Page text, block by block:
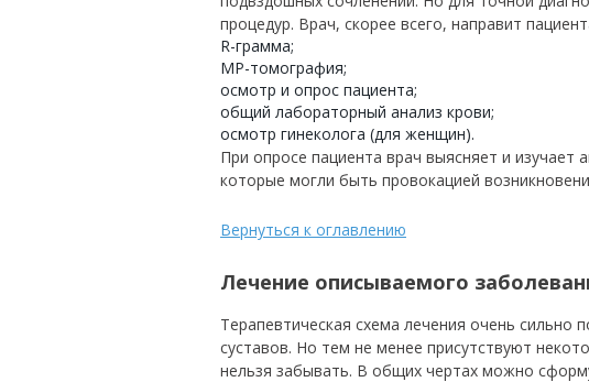
процедур. Врач, скорее всего, направит
R-грамма;
МР-томография;
осмотр и опрос пациента;
общий лабораторный анализ крови;
осмотр гинеколога (для женщин).
При опросе пациента врач выясняет и изучает
которые могли быть провокацией
Вернуться к оглавлению
Лечение описываемого
Терапевтическая схема лечения очень
суставов. Но тем не менее присутствуют
нельзя забывать. В общих чертах можно